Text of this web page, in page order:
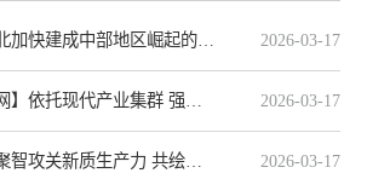
【经济日报】湖北加快建成中部地区崛起的重要战略支点2026年理论研讨会召开 2026-03-17
【中国社会科学网】依托现代产业集群 强化企业创新主体地位 2026-03-17
【中国科技网】聚智攻关新质生产力 共绘中国式现代化中部图景 2026-03-17